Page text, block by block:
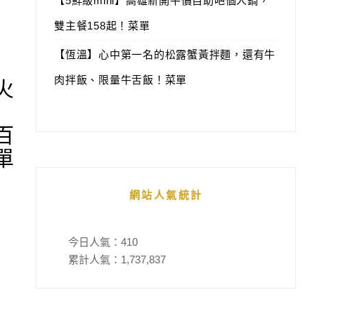
雙主餐158起！菜單
【恆溫】心中第一名的松露蟹黃拌麵，還有牛
肉拌飯、限量牛舌飯！菜單
網站人氣統計
今日人氣： 410
累計人氣： 1,737,837